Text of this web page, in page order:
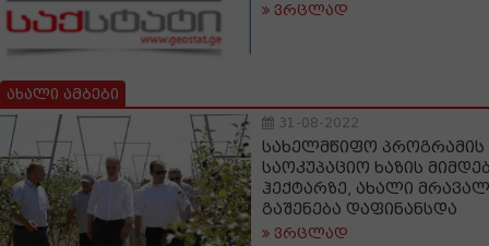
ვრცლად
ახალი ამბები
31-08-2022
სახელმწიფო
საოკუპაციო ხაზის
ჰექტარზე, ახალი
გაშენება დაფინანსდა
ვრცლად